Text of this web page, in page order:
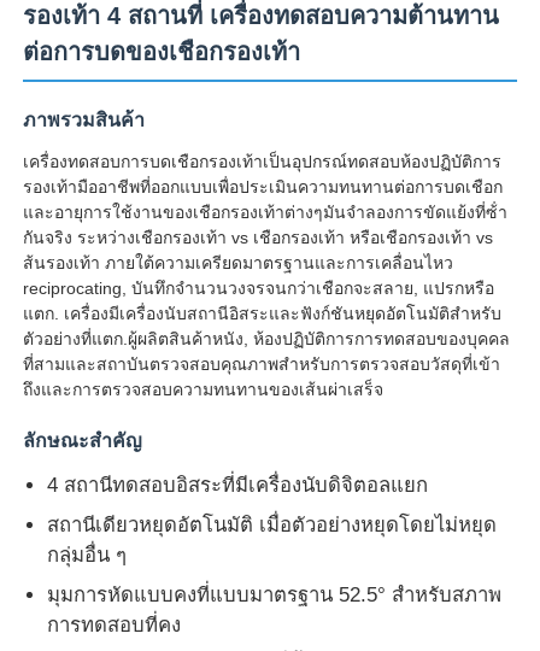
บ้าน
ผลิตภัณฑ์
ทัวร์โรงงาน
ควบคุมคุณภาพ
ติดต่อเรา
รองเท้า 4 สถานที่ เครื่องทดสอบความต้านทาน
ต่อการบดของเชือกรองเท้า
ภาพรวมสินค้า
เครื่องทดสอบการบดเชือกรองเท้าเป็นอุปกรณ์ทดสอบห้องปฏิบัติการ
รองเท้ามืออาชีพที่ออกแบบเพื่อประเมินความทนทานต่อการบดเชือก
และอายุการใช้งานของเชือกรองเท้าต่างๆมันจําลองการขัดแย้งที่ซ้ํา
กันจริง ระหว่างเชือกรองเท้า vs เชือกรองเท้า หรือเชือกรองเท้า vs
ส้นรองเท้า ภายใต้ความเครียดมาตรฐานและการเคลื่อนไหว
reciprocating, บันทึกจํานวนวงจรจนกว่าเชือกจะสลาย, แปรกหรือ
แตก. เครื่องมีเครื่องนับสถานีอิสระและฟังก์ชันหยุดอัตโนมัติสําหรับ
ตัวอย่างที่แตก.ผู้ผลิตสินค้าหนัง, ห้องปฏิบัติการการทดสอบของบุคคล
ที่สามและสถาบันตรวจสอบคุณภาพสําหรับการตรวจสอบวัสดุที่เข้า
ถึงและการตรวจสอบความทนทานของเส้นผ่าเสร็จ
ลักษณะสําคัญ
4 สถานีทดสอบอิสระที่มีเครื่องนับดิจิตอลแยก
สถานีเดียวหยุดอัตโนมัติ เมื่อตัวอย่างหยุดโดยไม่หยุด
กลุ่มอื่น ๆ
มุมการหัดแบบคงที่แบบมาตรฐาน 52.5° สําหรับสภาพ
การทดสอบที่คง